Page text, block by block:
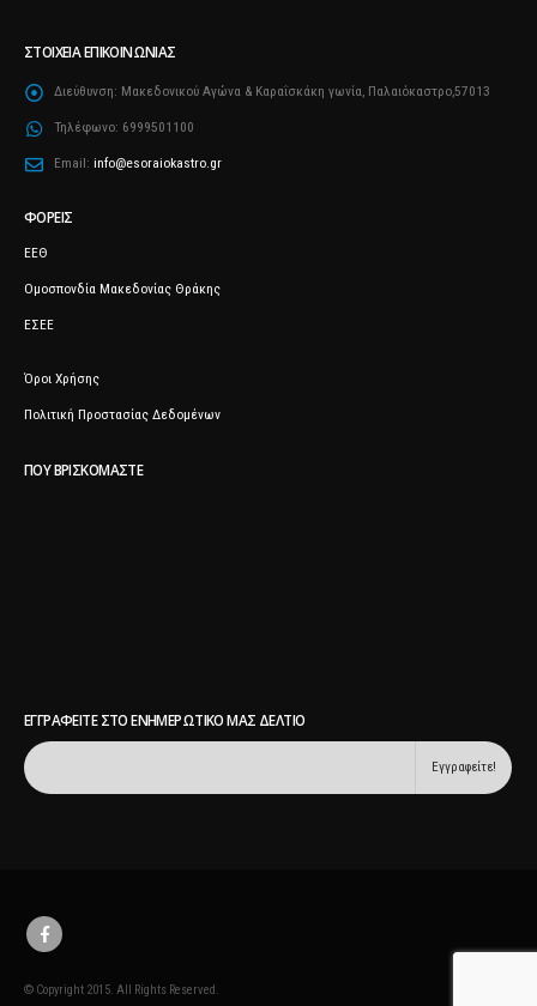
ΣΤΟΙΧΕΊΑ ΕΠΙΚΟΙΝΩΝΊΑΣ
Διεύθυνση: Μακεδονικού Αγώνα & Καραΐσκάκη γωνία, Παλαιόκαστρο,57013
Τηλέφωνο: 6999501100
Email: info@esoraiokastro.gr
ΦΟΡΕΊΣ
ΕΕΘ
Ομοσπονδία Μακεδονίας Θράκης
ΕΣΕΕ
Όροι Χρήσης
Πολιτική Προστασίας Δεδομένων
ΠΟΥ ΒΡΙΣΚΌΜΑΣΤΕ
ΕΓΓΡΑΦΕΊΤΕ ΣΤΟ ΕΝΗΜΕΡΩΤΙΚΌ ΜΑΣ ΔΕΛΤΊΟ
© Copyright 2015. All Rights Reserved.